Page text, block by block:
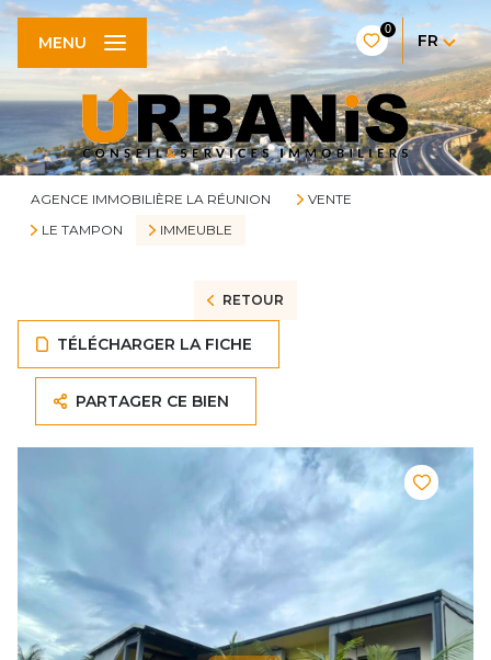
0
FR
MENU
AGENCE IMMOBILIÈRE LA RÉUNION
VENTE
LE TAMPON
IMMEUBLE
RETOUR
TÉLÉCHARGER LA FICHE
PARTAGER CE BIEN